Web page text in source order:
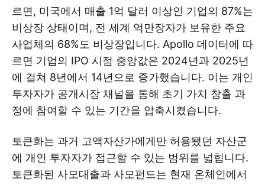
르면, 미국에서 매출 1억 달러 이상인 기업의 87%는
비상장 상태이며, 전 세계 억만장자가 보유한 주요
사업체의 68%도 비상장입니다. Apollo 데이터에 따
르면 기업의 IPO 시점 중앙값은 2024년과 2025년
에 걸쳐 8년에서 14년으로 증가했습니다. 이는 개인
투자자가 공개시장 채널을 통해 초기 가치 창출 과
정에 참여할 수 있는 기간을 압축시켰습니다.
토큰화는 과거 고액자산가에게만 허용됐던 자산군
에 개인 투자자가 접근할 수 있는 범위를 넓힙니다.
토큰화된 사모대출과 사모펀드는 현재 온체인에서